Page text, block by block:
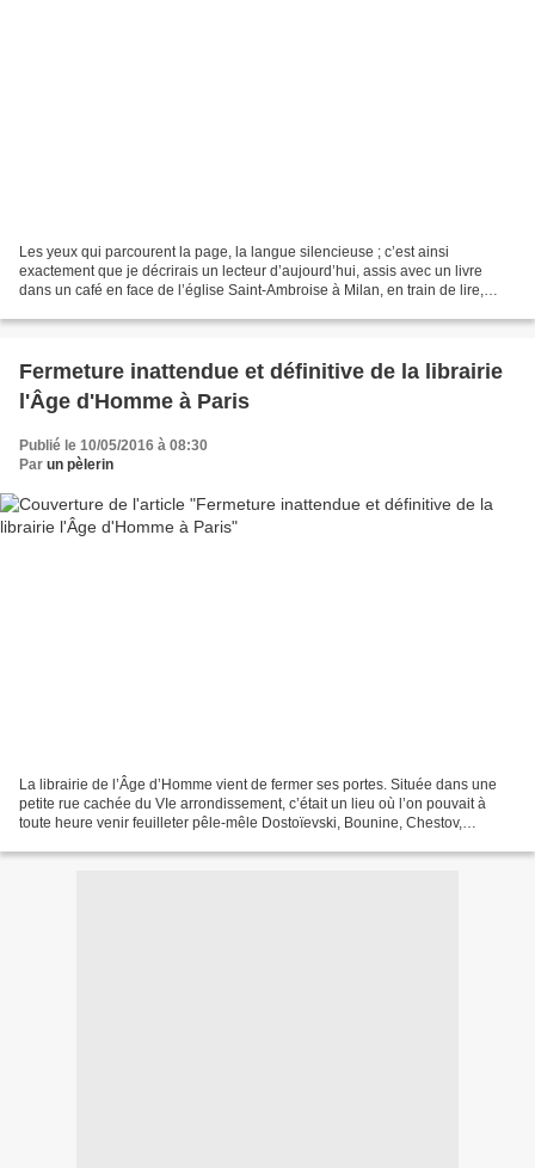
Les yeux qui parcourent la page, la langue silencieuse ; c’est ainsi
exactement que je décrirais un lecteur d’aujourd’hui, assis avec un livre
dans un café en face de l’église Saint-Ambroise à Milan, en train de lire,
Fermeture inattendue et définitive de la librairie
l'Âge d'Homme à Paris
Publié le 10/05/2016 à 08:30
Par un pèlerin
La librairie de l’Âge d’Homme vient de fermer ses portes. Située dans une
petite rue cachée du VIe arrondissement, c’était un lieu où l’on pouvait à
toute heure venir feuilleter pêle-mêle Dostoïevski, Bounine, Chestov,